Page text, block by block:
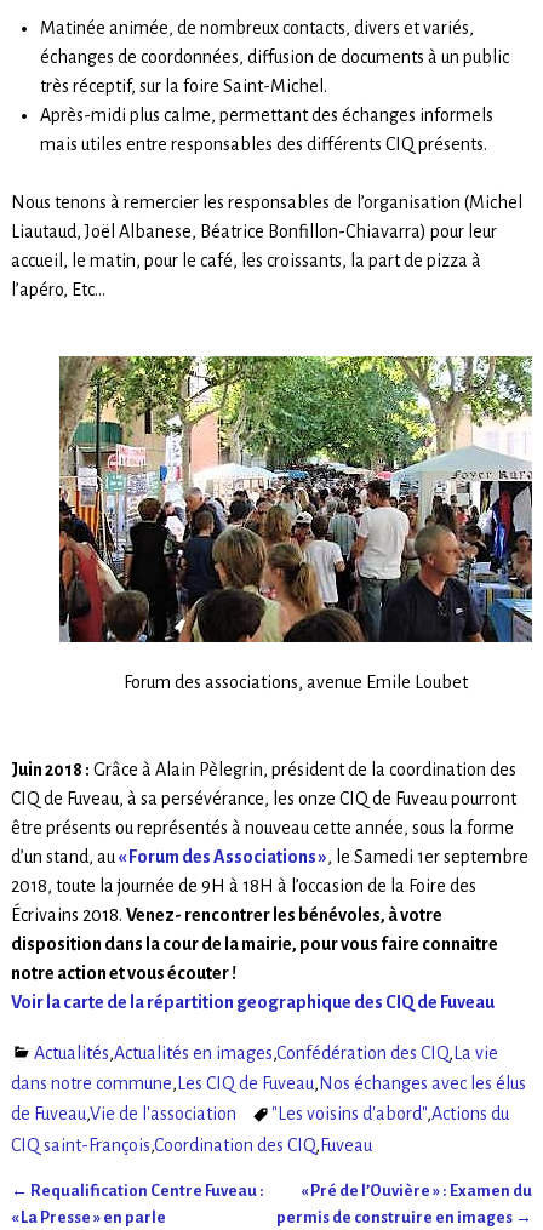
Matinée animée, de nombreux contacts, divers et variés,
échanges de coordonnées, diffusion de documents à un public
très réceptif, sur la foire Saint-Michel.
Après-midi plus calme, permettant des échanges informels
mais utiles entre responsables des différents CIQ présents.
Nous tenons à remercier les responsables de l’organisation (Michel
Liautaud, Joël Albanese, Béatrice Bonfillon-Chiavarra) pour leur
accueil, le matin, pour le café, les croissants, la part de pizza à
l’apéro, Etc…
Forum des associations, avenue Emile Loubet
Juin 2018 : Grâce à Alain Pèlegrin, président de la coordination des
CIQ de Fuveau, à sa persévérance, les onze CIQ de Fuveau pourront
être présents ou représentés à nouveau cette année, sous la forme
d’un stand, au« Forum des Associations », le Samedi 1er septembre
2018, toute la journée de 9H à 18H à l’occasion de la Foire des
Écrivains 2018. Venez- rencontrer les bénévoles, à votre
disposition dans la cour de la mairie, pour vous faire connaitre
notre action et vous écouter !
Voir la carte de la répartition geographique des CIQ de Fuveau
Actualités,Actualités en images,Confédération des CIQ, La vie
dans notre commune, Les CIQ de Fuveau, Nos échanges avec les élus
de Fuveau,Vie de l'association "Les voisins d'abord",Actions du
CIQ saint-François,Coordination des CIQ, Fuveau
Navigation des articles
← Requalification Centre Fuveau :
« La Presse » en parle
« Pré de l’Ouvière » : Examen du
permis de construire en images →